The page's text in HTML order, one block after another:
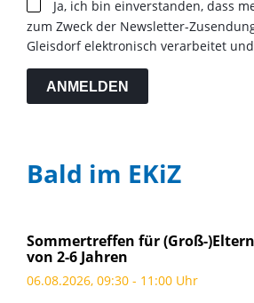
Ja, ich bin einverstanden, dass
zum Zweck der Newsletter-
Gleisdorf elektronisch verarbeitet
ANMELDEN
Bald im EKiZ
Sommertreffen für (Groß-
von 2-6 Jahren
06.08.2026, 09:30 - 11:00 Uhr